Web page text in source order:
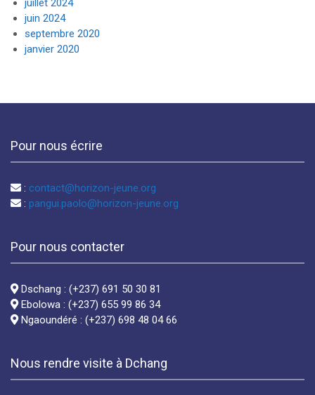
juillet 2024
juin 2024
septembre 2020
janvier 2020
Pour nous écrire
: contact@horizon-jeune.org
: pangui.paolo@horizon-jeune.org
Pour nous contacter
Dschang : (+237) 691 50 30 81
Ebolowa : (+237) 655 99 86 34
Ngaoundéré : (+237) 698 48 04 66
Nous rendre visite à Dchang